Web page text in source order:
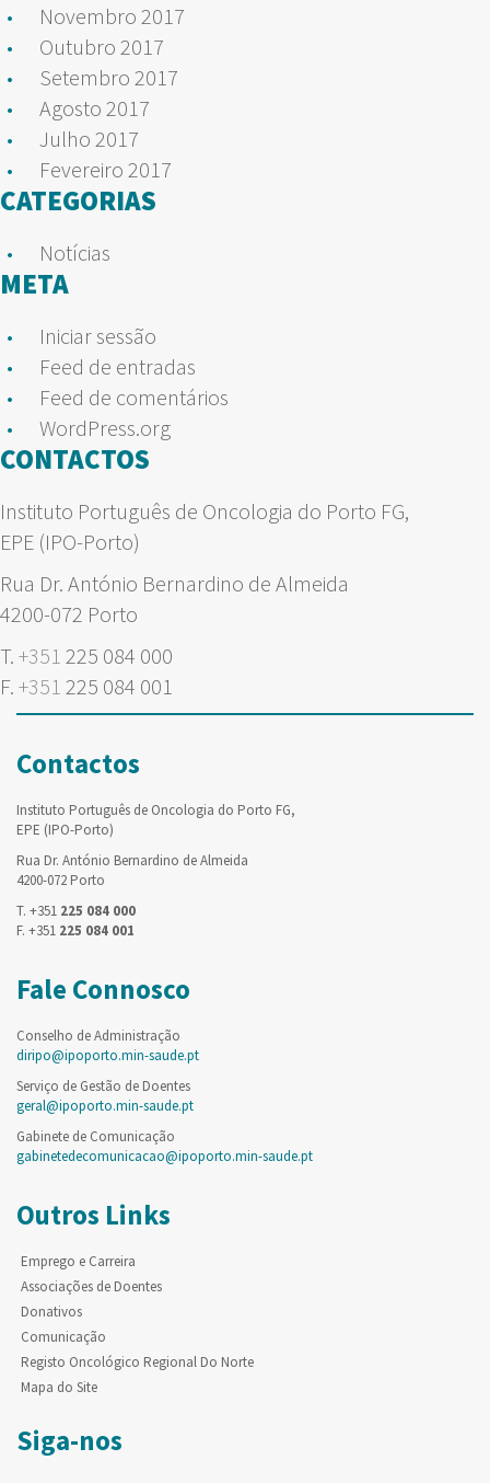
Novembro 2017
Outubro 2017
Setembro 2017
Agosto 2017
Julho 2017
Fevereiro 2017
CATEGORIAS
Notícias
META
Iniciar sessão
Feed de entradas
Feed de comentários
WordPress.org
CONTACTOS
Instituto Português de Oncologia do Porto FG,
EPE (IPO-Porto)
Rua Dr. António Bernardino de Almeida
4200-072 Porto
T. +351 225 084 000
F. +351 225 084 001
Contactos
Instituto Português de Oncologia do Porto FG,
EPE (IPO-Porto)
Rua Dr. António Bernardino de Almeida
4200-072 Porto
T. +351 225 084 000
F. +351 225 084 001
Fale Connosco
Conselho de Administração
diripo@ipoporto.min-saude.pt
Serviço de Gestão de Doentes
geral@ipoporto.min-saude.pt
Gabinete de Comunicação
gabinetedecomunicacao@ipoporto.min-saude.pt
Outros Links
Emprego e Carreira
Associações de Doentes
Donativos
Comunicação
Registo Oncológico Regional Do Norte
Mapa do Site
Siga-nos